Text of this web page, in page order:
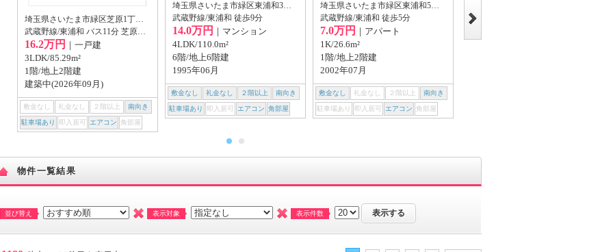
埼玉県さいたま市緑区芝原1丁目25-1
武蔵野線/東浦和 バス11分 芝原バス停から徒歩9分
16.2万円 ｜一戸建
3LDK/85.29m²
1階/地上2階建
建築中(2026年09月)
敷金なし 礼金なし ２階以上 南向き
駐車場あり 即入居可 エアコン 角部屋
埼玉県さいたま市緑区東浦和3丁目
武蔵野線/東浦和 徒歩9分
14.0万円 ｜マンション
4LDK/110.0m²
6階/地上6階建
1995年06月
敷金なし 礼金なし ２階以上 南向き
駐車場あり 即入居可 エアコン 角部屋
埼玉県さいたま市緑区東浦和5丁目
武蔵野線/東浦和 徒歩5分
7.0万円 ｜アパート
1K/26.6m²
1階/地上2階建
2002年07月
敷金なし 礼金なし ２階以上 南向き
駐車場あり 即入居可 エアコン 角部屋
埼玉県川口市柳崎3丁目
物件一覧結果
並び替え 表示対象 表示件数